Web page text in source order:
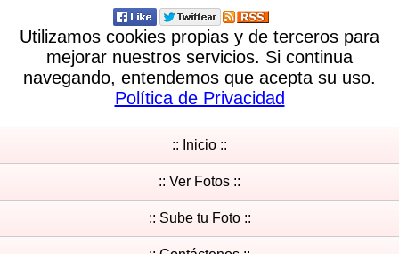
Utilizamos cookies propias y de terceros para
mejorar nuestros servicios. Si continua
navegando, entendemos que acepta su uso.
Política de Privacidad
:: Inicio ::
:: Ver Fotos ::
:: Sube tu Foto ::